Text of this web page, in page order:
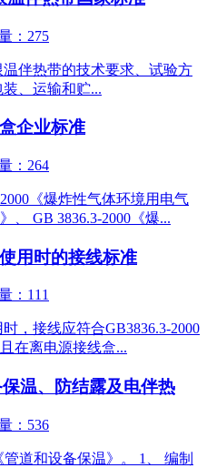
：275
伴热带的技术要求、试验方
、运输和贮...
企业标准
：264
《爆炸性气体环境用电气
、 GB 3836.3-2000《爆...
用时的接线标准
：111
，接线应符合GB3836.3-2000
在离电源接线盒...
温、防结露及电伴热
：536
道和设备保温》。 1、 编制